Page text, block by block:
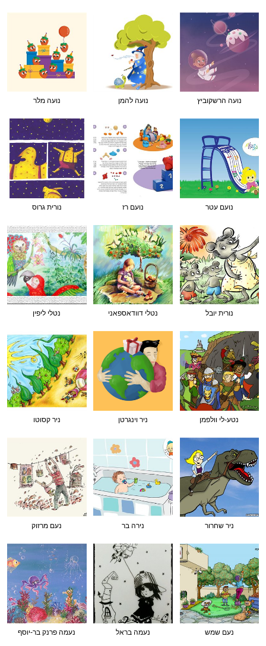
נועה הרשקוביץ נועה להמן נועה מלר
נועם עטר נועם רז נורית גרוס
נורית יובל נטלי דוודאספאני נטלי ליפין
נטע-לי וולפמן ניר וינגרטן ניר קסוטו
ניר שחרור נירה בר נעם מרזוק
נעם שמש נעמה בראל נעמה פרנק בר-יוסף